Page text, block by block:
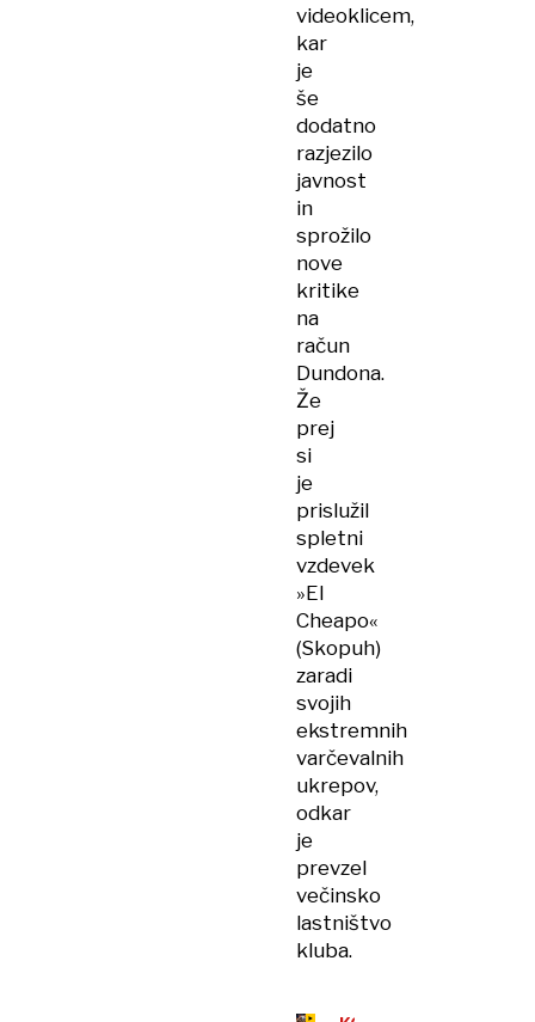
videoklicem,
kar
je
še
dodatno
razjezilo
javnost
in
sprožilo
nove
kritike
na
račun
Dundona.
Že
prej
si
je
prislužil
spletni
vzdevek
»El
Cheapo«
(Skopuh)
zaradi
svojih
ekstremnih
varčevalnih
ukrepov,
odkar
je
prevzel
večinsko
lastništvo
kluba.